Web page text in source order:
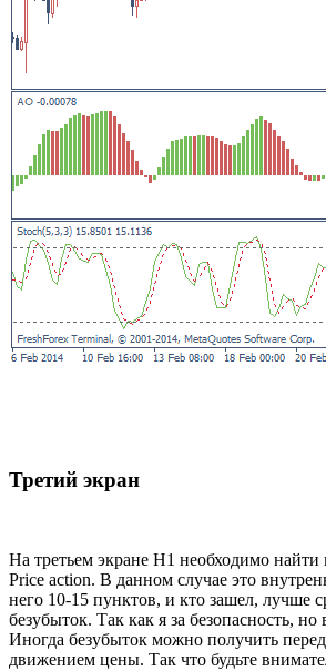
Третий экран
На третьем экране Н1 необходимо
Price action. В данном случае это
него 10-15 пунктов, и кто зашел, лучше
безубыток. Так как я за безопасность,
Иногда безубыток можно получить
движением цены. Так что будьте